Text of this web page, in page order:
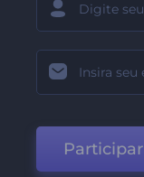
Participar